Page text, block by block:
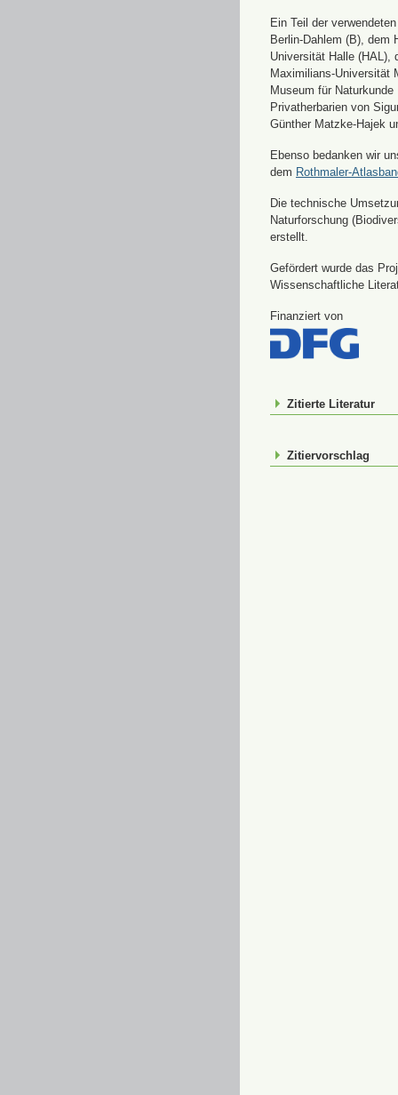
Ein Teil der
Berlin-Dahlem (B), dem
Universität Halle (HAL),
Maximilians-Universität
Museum für
Privatherbarien von
Günther Matzke-Hajek
Ebenso bedanken wir
dem Rothmaler-
Die technische
Naturforschung
erstellt.
Gefördert wurde das
Wissenschaftliche
Finanziert von
Zitierte Literatur
Zitiervorschlag